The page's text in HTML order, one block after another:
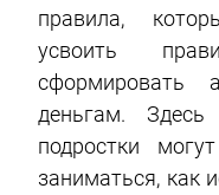
правила,
усвоить
сформировать
деньгам.
подростки
заниматься, как